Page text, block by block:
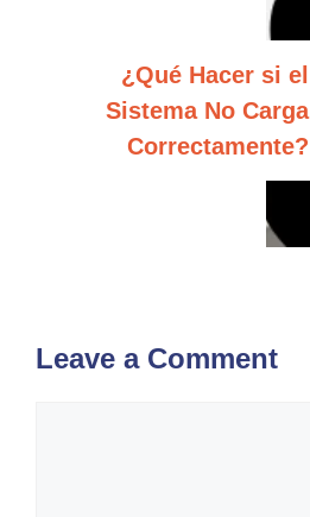
¿Qué Hacer si el
Sistema No Carga
Correctamente?
Leave a Comment